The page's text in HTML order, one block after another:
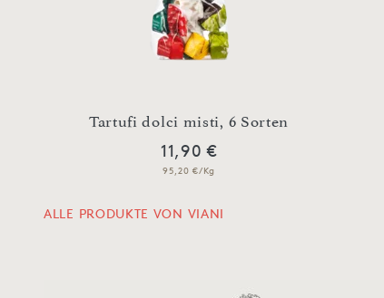
Tartufi dolci misti, 6 Sorten
11,90 €
95,20 €/Kg
ALLE PRODUKTE VON VIANI